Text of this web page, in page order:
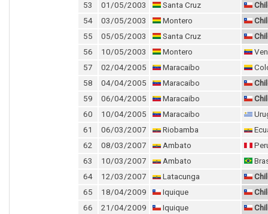
53
01/05/2003 Santa Cruz
54
03/05/2003 Montero
55
05/05/2003 Santa Cruz
56
10/05/2003 Montero
57
02/04/2005 Maracaibo
58
04/04/2005 Maracaibo
59
06/04/2005 Maracaibo
60
10/04/2005 Maracaibo
61
06/03/2007 Riobamba
62
08/03/2007 Ambato
63
10/03/2007 Ambato
64
12/03/2007 Latacunga
65
18/04/2009 Iquique
66
21/04/2009 Iquique